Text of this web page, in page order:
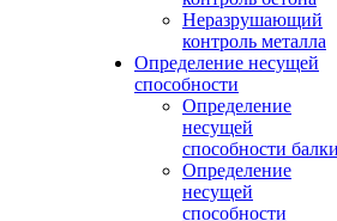
Неразрушающий
контроль металла
Определение несущей
способности
Определение
несущей
способности
Определение
несущей
способности